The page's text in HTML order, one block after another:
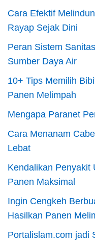
Cara Efektif
Rayap Sejak Dini
Peran Sistem
Sumber Daya Air
10+ Tips Memilih
Panen Melimpah
Mengapa Paranet
Cara Menanam
Lebat
Kendalikan Penyakit
Panen Maksimal
Ingin Cengkeh
Hasilkan Panen
Portalislam.com jadi